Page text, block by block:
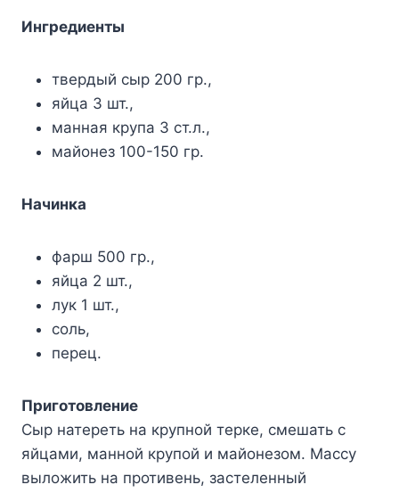
Ингредиенты
твердый сыр 200 гр.,
яйца 3 шт.,
манная крупа 3 ст.л.,
майонез 100-150 гр.
Начинка
фарш 500 гр.,
яйца 2 шт.,
лук 1 шт.,
соль,
перец.
Приготовление
Сыр натереть на крупной терке, смешать с
яйцами, манной крупой и майонезом. Массу
выложить на противень, застеленный